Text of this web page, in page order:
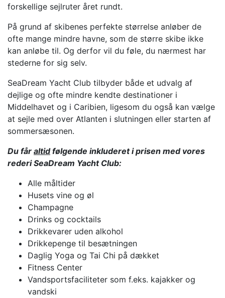
forskellige sejlruter året rundt.
På grund af skibenes perfekte størrelse anløber de
ofte mange mindre havne, som de større skibe ikke
kan anløbe til. Og derfor vil du føle, du nærmest har
stederne for sig selv.
SeaDream Yacht Club tilbyder både et udvalg af
dejlige og ofte mindre kendte destinationer i
Middelhavet og i Caribien, ligesom du også kan vælge
at sejle med over Atlanten i slutningen eller starten af
sommersæsonen.
Du får altidfølgende inkluderet i prisen med vores
rederi SeaDream Yacht Club:
Alle måltider
Husets vine og øl
Champagne
Drinks og cocktails
Drikkevarer uden alkohol
Drikkepenge til besætningen
Daglig Yoga og Tai Chi på dækket
Fitness Center
Vandsportsfaciliteter som f.eks. kajakker og
vandski